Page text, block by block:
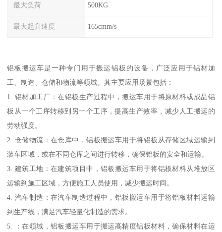
最大负荷 500KG
最大起升速度 165cmm/s
铝板搬运车是一种专门用于搬运铝板的设备，广泛应用于铝材加
工、制造、仓储和物流等领域。其主要应用场景包括：
1. 铝材加工厂：在铝板生产过程中，搬运车用于将原材料或成品铝
板从一个工序转移到另一个工序，提高生产效率，减少人工搬运的
劳动强度。
2. 仓储物流：在仓库中，铝板搬运车用于将铝板从存储区域运输到
装车区域，或在不同仓库之间进行转移，确保铝板的安全和运输。
3. 建筑工地：在建筑项目中，铝板搬运车用于将铝板材料从堆放区
运输到施工区域，方便施工人员使用，减少搬运时间。
4. 汽车制造：在汽车制造过程中，铝板搬运车用于将铝板材料运输
到生产线，满足汽车轻量化制造的需求。
5. ：在领域，铝板搬运车用于搬运高精度铝板材料，确保材料在运